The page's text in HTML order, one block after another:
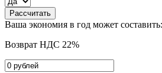
Рассчитать
Ваша экономия в год может составить:
Возврат НДС 22%